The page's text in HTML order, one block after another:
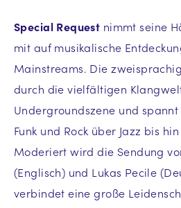
Special Request nimmt seine
mit auf musikalische
Mainstreams. Die
durch die vielfältigen
Undergroundszene und spannt
Funk und Rock über Jazz bis
Moderiert wird die Sendung
(Englisch) und Lukas Pecile
verbindet eine große